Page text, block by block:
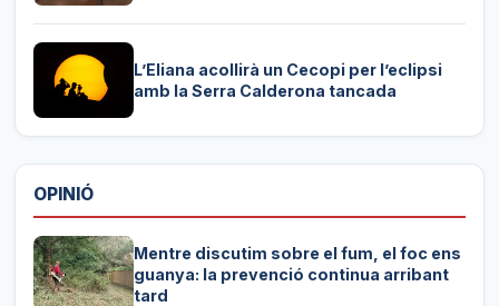
L’Eliana acollirà un Cecopi per l’eclipsi
amb la Serra Calderona tancada
OPINIÓ
Mentre discutim sobre el fum, el foc ens
guanya: la prevenció continua arribant
tard